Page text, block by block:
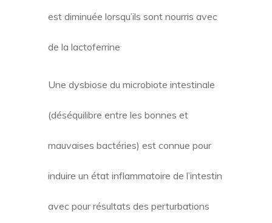
est diminuée lorsqu’ils sont nourris avec
de la lactoferrine.
Une dysbiose du microbiote intestinale
(déséquilibre entre les bonnes et
mauvaises bactéries) est connue pour
induire un état inflammatoire de l’intestin
avec pour résultats des perturbations